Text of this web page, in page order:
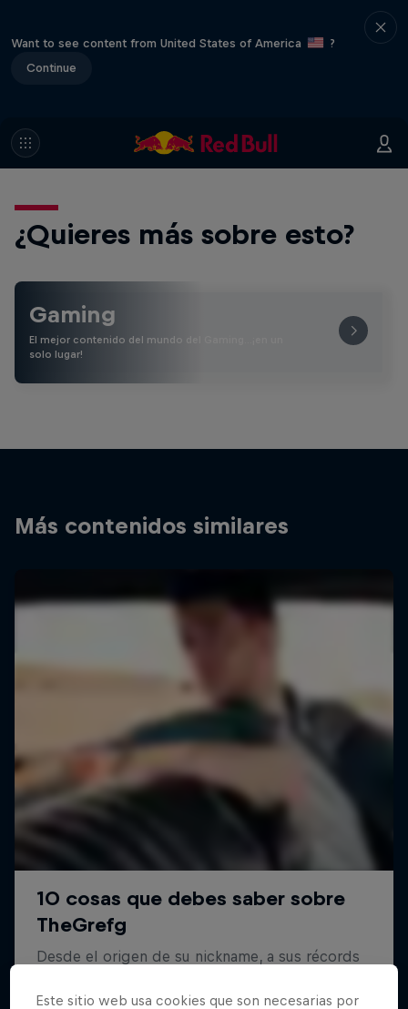
Want to see content from United States of America
?
Continue
¿Quieres más sobre esto?
Gaming
El mejor contenido del mundo del Gaming…¡en un
solo lugar!
Más contenidos similares
Este sitio web usa cookies que son necesarias por